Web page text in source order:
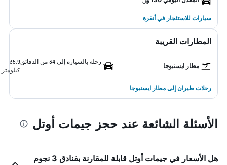
سيارات للاستئجار في أنقرة
المطارات القريبة
مطار ايسنبوجا
رحلة بالسيارة إلى 34 من الدقائق
35.9
كيلومتر
رحلات طيران إلى مطار ايسنبوجا
الأسئلة الشائعة عند حجز جيمات أوتل
هل الأسعار في جيمات أوتل قابلة للمقارنة بفنادق 3 نجوم